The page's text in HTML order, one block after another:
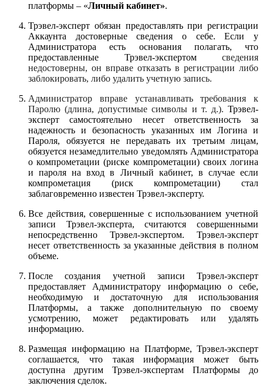
платформы – «Личный кабинет».
Трэвел-эксперт обязан предоставлять при регистрации
Аккаунта достоверные сведения о себе. Если у
Администратора есть основания полагать, что
предоставленные Трэвел-экспертом сведения
недостоверны, он вправе отказать в регистрации либо
заблокировать, либо удалить учетную запись.
Администратор вправе устанавливать требования к
Паролю (длина, допустимые символы и т. д.). Трэвел-
эксперт самостоятельно несет ответственность за
надежность и безопасность указанных им Логина и
Пароля, обязуется не передавать их третьим лицам,
обязуется незамедлительно уведомлять Администратора
о компрометации (риске компрометации) своих логина
и пароля на вход в Личный кабинет, в случае если
компрометация (риск компрометации) стал
заблаговременно известен Трэвел-эксперту.
Все действия, совершенные с использованием учетной
записи Трэвел-эксперта, считаются совершенными
непосредственно Трэвел-экспертом. Трэвел-эксперт
несет ответственность за указанные действия в полном
объеме.
После создания учетной записи Трэвел-эксперт
предоставляет Администратору информацию о себе,
необходимую и достаточную для использования
Платформы, а также дополнительную по своему
усмотрению, может редактировать или удалять
информацию.
Размещая информацию на Платформе, Трэвел-эксперт
соглашается, что такая информация может быть
доступна другим Трэвел-экспертам Платформы до
заключения сделок.